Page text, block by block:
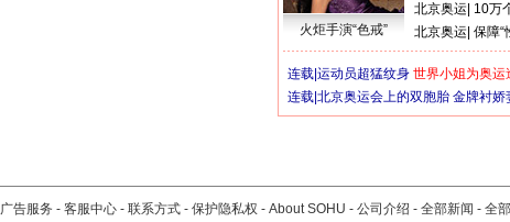
火炬手演“色戒”
北京奥运 10万
北京奥运 保障“
连载| 运动员超猛纹身 世界小姐为奥运
连载| 北京奥运会上的双胞胎 金牌衬娇
广告服务 - 客服中心 - 联系方式 - 保护隐私权 - About SOHU - 公司介绍 - 全部新闻 - 全